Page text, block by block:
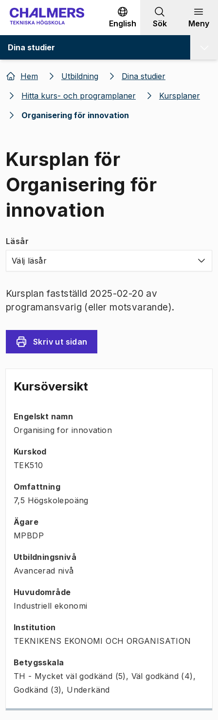
Gå till innehållet
English Sök Meny
Dina studier
Hem Utbildning
Dina studier
Hitta kurs- och programplaner
Kursplaner
Organisering för innovation
Kursplan för
Organisering för
innovation
Läsår
Välj läsår
Kursplan fastställd 2025-02-20 av
programansvarig (eller motsvarande).
Skriv ut sidan
Kursöversikt
Engelskt namn
Organising for innovation
Kurskod
TEK510
Omfattning
7,5 Högskolepoäng
Ägare
MPBDP
Utbildningsnivå
Avancerad nivå
Huvudområde
Industriell ekonomi
Institution
TEKNIKENS EKONOMI OCH ORGANISATION
Betygsskala
TH - Mycket väl godkänd (5), Väl godkänd (4),
Godkänd (3), Underkänd